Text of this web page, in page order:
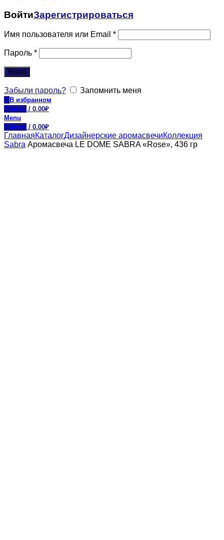
ВойтиЗарегистрироваться
Имя пользователя или Email *
Пароль *
Войти
Забыли пароль? Запомнить меня
0 В избранном
0 items / 0.00₽
Menu
0 items / 0.00₽
ГлавнаяКаталогДизайнерские аромасвечиКоллекция
Sabra Аромасвеча LE DOME SABRA «Rose», 436 гр